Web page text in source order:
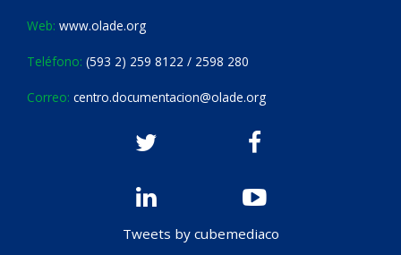
Web: www.olade.org
Teléfono: (593 2) 259 8122 / 2598 280
Correo: centro.documentacion@olade.org
Tweets by cubemediaco